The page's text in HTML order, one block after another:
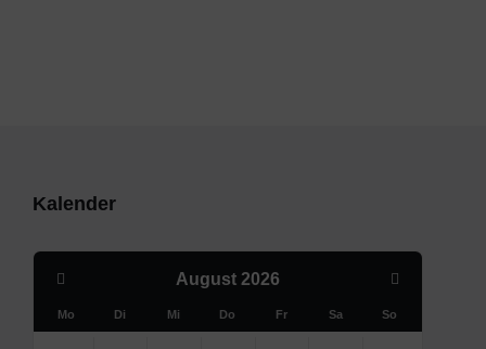
Kalender
August 2026
Month
Mo Di Mi Do Fr Sa So